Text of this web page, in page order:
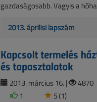
gazdaságosabb. Vagyis a
2013. áprilisi lapszám
Kapcsolt termelés
és tapasztalatok
2013. március 16. |
4870
1
5 (1)